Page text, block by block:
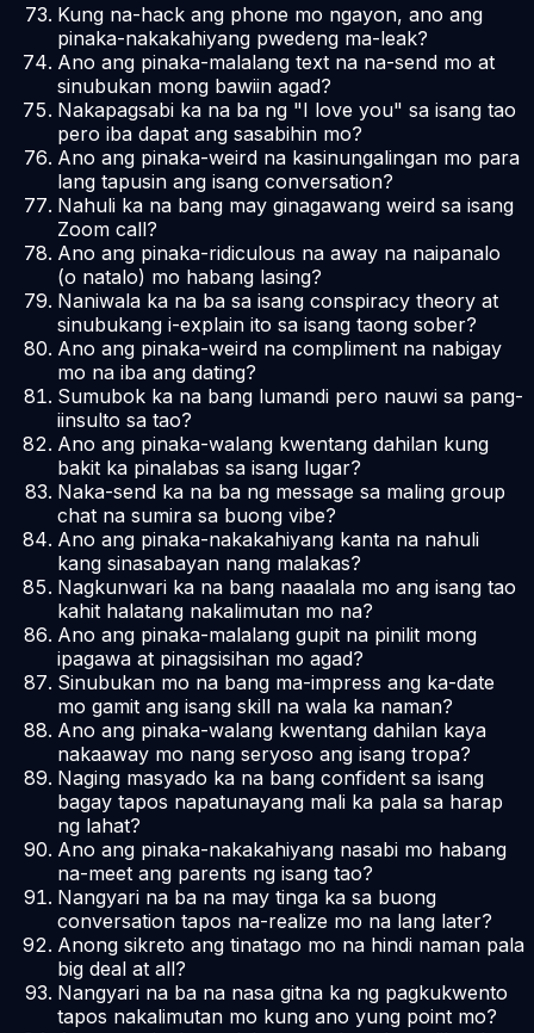
Kung na-hack ang phone mo ngayon, ano ang
pinaka-nakakahiyang pwedeng ma-leak?
Ano ang pinaka-malalang text na na-send mo at
sinubukan mong bawiin agad?
Nakapagsabi ka na ba ng "I love you" sa isang tao
pero iba dapat ang sasabihin mo?
Ano ang pinaka-weird na kasinungalingan mo para
lang tapusin ang isang conversation?
Nahuli ka na bang may ginagawang weird sa isang
Zoom call?
Ano ang pinaka-ridiculous na away na naipanalo
(o natalo) mo habang lasing?
Naniwala ka na ba sa isang conspiracy theory at
sinubukang i-explain ito sa isang taong sober?
Ano ang pinaka-weird na compliment na nabigay
mo na iba ang dating?
Sumubok ka na bang lumandi pero nauwi sa pang-
iinsulto sa tao?
Ano ang pinaka-walang kwentang dahilan kung
bakit ka pinalabas sa isang lugar?
Naka-send ka na ba ng message sa maling group
chat na sumira sa buong vibe?
Ano ang pinaka-nakakahiyang kanta na nahuli
kang sinasabayan nang malakas?
Nagkunwari ka na bang naaalala mo ang isang tao
kahit halatang nakalimutan mo na?
Ano ang pinaka-malalang gupit na pinilit mong
ipagawa at pinagsisihan mo agad?
Sinubukan mo na bang ma-impress ang ka-date
mo gamit ang isang skill na wala ka naman?
Ano ang pinaka-walang kwentang dahilan kaya
nakaaway mo nang seryoso ang isang tropa?
Naging masyado ka na bang confident sa isang
bagay tapos napatunayang mali ka pala sa harap
ng lahat?
Ano ang pinaka-nakakahiyang nasabi mo habang
na-meet ang parents ng isang tao?
Nangyari na ba na may tinga ka sa buong
conversation tapos na-realize mo na lang later?
Anong sikreto ang tinatago mo na hindi naman pala
big deal at all?
Nangyari na ba na nasa gitna ka ng pagkukwento
tapos nakalimutan mo kung ano yung point mo?